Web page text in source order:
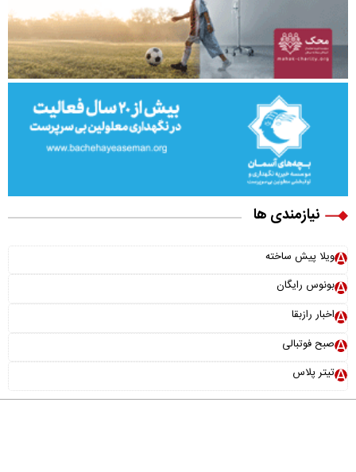
نیازمندی ها
ویلا پیش ساخته
بونوس رایگان
اخبار رازبقا
صبح فوتبالی
تیتر پلاس